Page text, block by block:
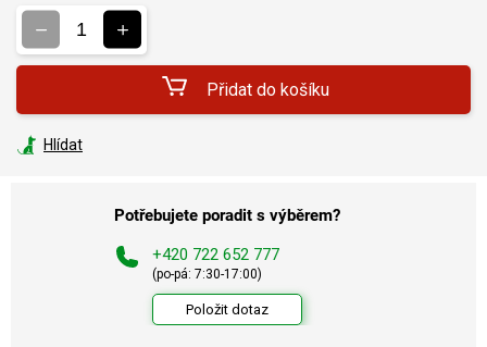
Přidat do košíku
Hlídat
Potřebujete poradit s výběrem?
+420 722 652 777
(po-pá: 7:30-17:00)
Položit dotaz